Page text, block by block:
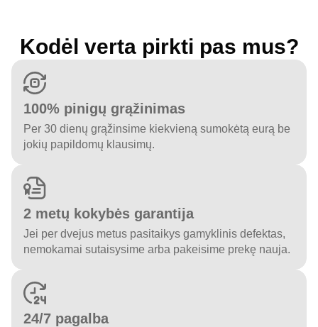
Kodėl verta pirkti pas mus?
100% pinigų grąžinimas
Per 30 dienų grąžinsime kiekvieną sumokėtą eurą be
jokių papildomų klausimų.
2 metų kokybės garantija
Jei per dvejus metus pasitaikys gamyklinis defektas,
nemokamai sutaisysime arba pakeisime prekę nauja.
24/7 pagalba